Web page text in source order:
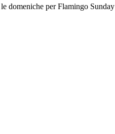
domeniche per Flamingo Sunday